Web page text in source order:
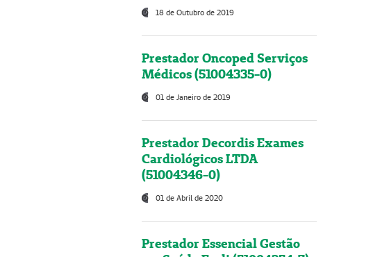
18 de Outubro de 2019
Prestador Oncoped Serviços
Médicos (51004335-0)
01 de Janeiro de 2019
Prestador Decordis Exames
Cardiológicos LTDA
(51004346-0)
01 de Abril de 2020
Prestador Essencial Gestão